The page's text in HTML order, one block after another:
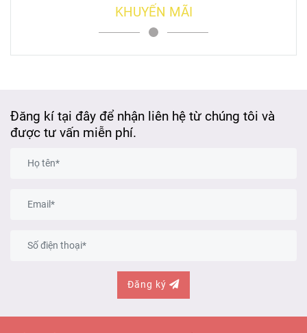
KHUYẾN MÃI
Đăng kí tại đây để nhận liên hệ từ chúng tôi và
được tư vấn miễn phí.
Đăng ký